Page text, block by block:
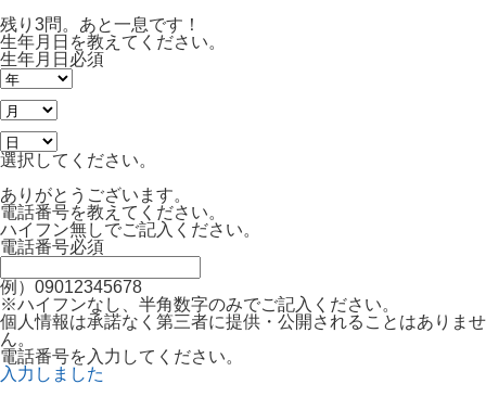
残り3問。あと一息です！
生年月日を教えてください。
生年月日 必須
選択してください。
ありがとうございます。
電話番号を教えてください。
ハイフン無しでご記入ください。
電話番号必須
例）09012345678
※ハイフンなし、半角数字のみでご記入ください。
個人情報は承諾なく第三者に提供・公開されることはありませ
ん。
電話番号を入力してください。
入力しました